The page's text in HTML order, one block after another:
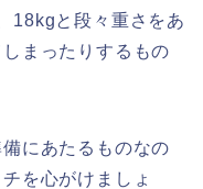
18kgと段々重さをあ
まったりするもの
にあたるものなの
を心がけましょ